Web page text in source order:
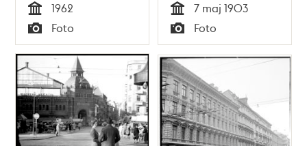
Tid
1962
Typ
Foto Tid
7 maj 1903
Typ
Foto